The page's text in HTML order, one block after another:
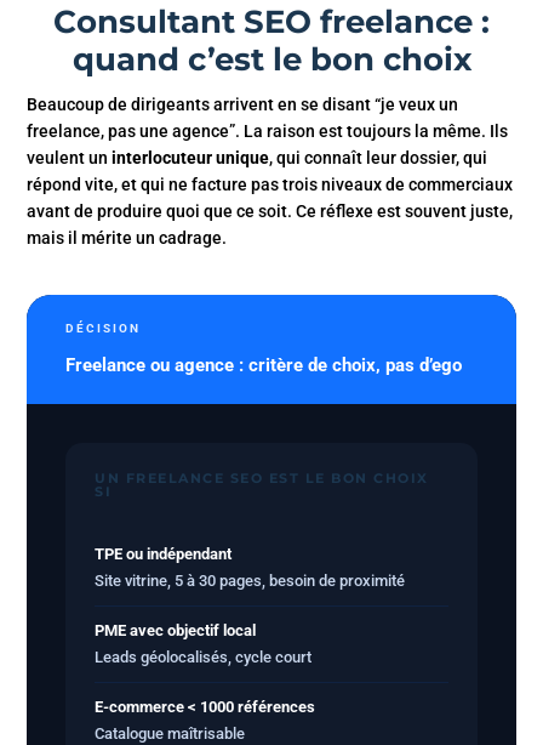
Consultant SEO freelance :
quand c’est le bon choix
Beaucoup de dirigeants arrivent en se disant “je veux un
freelance, pas une agence”. La raison est toujours la même. Ils
veulent uninterlocuteur unique, qui connaît leur dossier, qui
répond vite, et qui ne facture pas trois niveaux de commerciaux
avant de produire quoi que ce soit. Ce réflexe est souvent juste,
mais il mérite un cadrage.
DÉCISION
Freelance ou agence : critère de choix, pas d’ego
UN FREELANCE SEO EST LE BON CHOIX
SI
TPE ou indépendant
Site vitrine, 5 à 30 pages, besoin de proximité
PME avec objectif local
Leads géolocalisés, cycle court
E-commerce < 1000 références
Catalogue maîtrisable